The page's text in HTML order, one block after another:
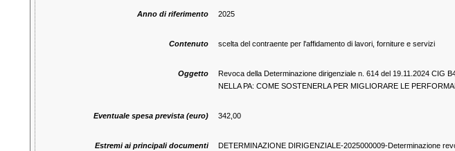
Anno di riferimento 2025
Contenuto scelta del contraente per l'affidamento di lavori, forniture e servizi
Oggetto
Revoca della Determinazione dirigenziale n. 614 del 19.11.2024 CIG
NELLA PA: COME SOSTENERLA PER MIGLIORARE LE
Eventuale spesa prevista (euro) 342,00
Estremi ai principali documenti DETERMINAZIONE DIRIGENZIALE-2025000009-Determinazione